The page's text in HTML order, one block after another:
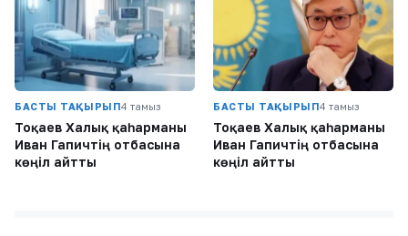
БАСТЫ ТАҚЫРЫП4 тамыз
Тоқаев Халық қаһарманы
Иван Гапичтің отбасына
көңіл айтты
БАСТЫ ТАҚЫРЫП4 тамыз
Тоқаев Халық қаһарманы
Иван Гапичтің отбасына
көңіл айтты